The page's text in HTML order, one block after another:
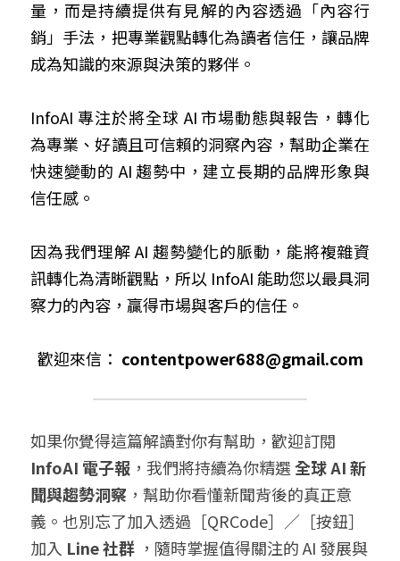
量，而是持續提供有見解的內容透過「內容行
銷」手法，把專業觀點轉化為讀者信任，讓品牌
成為知識的來源與決策的夥伴。
InfoAI 專注於將全球 AI 市場動態與報告，轉化
為專業、好讀且可信賴的洞察內容，幫助企業在
快速變動的 AI 趨勢中，建立長期的品牌形象與
信任感。
因為我們理解 AI 趨勢變化的脈動，能將複雜資
訊轉化為清晰觀點，所以 InfoAI 能助您以最具洞
察力的內容，贏得市場與客戶的信任。
歡迎來信： contentpower688@gmail.com
InfoAI 電子報 ，我們將持續為你精選 全球 AI 新
聞與趨勢洞察 ，幫助你看懂新聞背後的真正意
義。也別忘了加入透過［QRCode］／［按鈕］
加入 Line 社群 ，隨時掌握值得關注的 AI 發展與